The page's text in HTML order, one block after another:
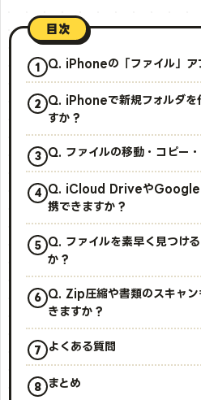
目次
Q. iPhoneの「ファイル」ア
Q. iPhoneで新規フォルダを
すか？
Q. ファイルの移動・コピー
Q. iCloud Driveや
携できますか？
Q. ファイルを素早く見つけ
か？
Q. Zip圧縮や書類のスキャン
きますか？
よくある質問
まとめ